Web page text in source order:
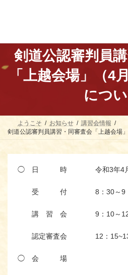
キ
に
剣道公認審判員
「上越会場」（4
につ
ようこそ お知らせ
講習会情報
剣道公認審判員講習・同審査会「上越会場
◯ 日 時 令和3年4月11
受 付 8：30～9：
講 習 会 9：10～12
認定審査会 12：
◯ 会 場